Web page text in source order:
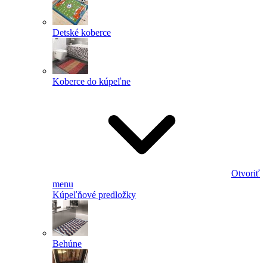
Detské koberce
Koberce do kúpeľne
Otvoriť
menu
Kúpeľňové predložky
Behúne